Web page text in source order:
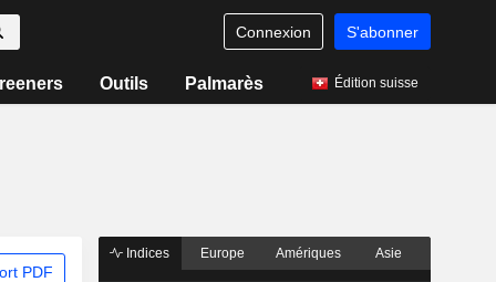
Connexion S'abonner
Outils Palmarès Édition suisse
PDF
Indices Europe Amériques Asie